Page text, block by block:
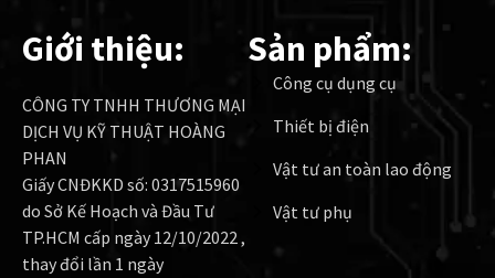
Giới thiệu:
CÔNG TY TNHH THƯƠNG MẠI
DỊCH VỤ KỸ THUẬT HOÀNG
PHAN
Giấy CNĐKKD số: 0317515960
do Sở Kế Hoạch và Đầu Tư
TP.HCM cấp ngày 12/10/2022 ,
thay đổi lần 1 ngày
Sản phẩm:
Công cụ dụng cụ
Thiết bị điện
Vật tư an toàn lao động
Vật tư phụ